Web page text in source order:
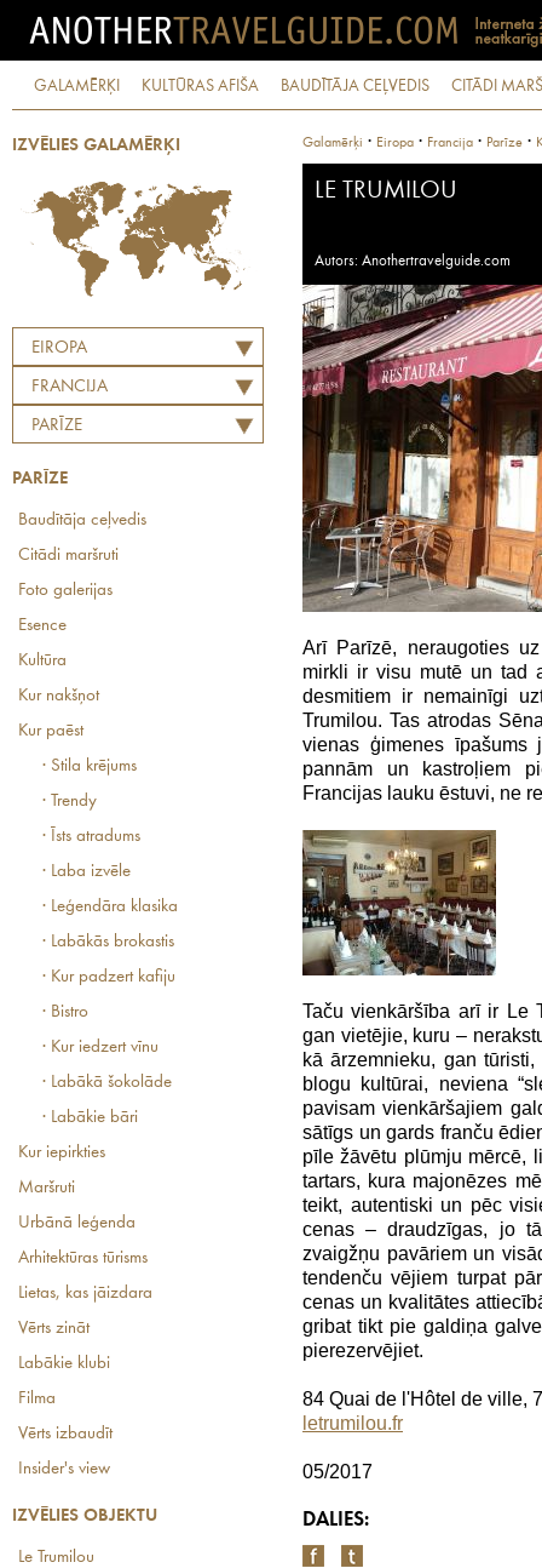
GALAMĒRĶI KULTŪRAS AFIŠA BAUDĪTĀJA CEĻVEDIS CITĀDI
IZVĒLIES GALAMĒRĶI
EIROPA
FRANCIJA
PARĪZE
PARĪZE
Baudītāja ceļvedis
Citādi maršruti
Foto galerijas
Esence
Kultūra
Kur nakšņot
Kur paēst
· Stila krējums
· Trendy
· Īsts atradums
· Laba izvēle
· Leģendāra klasika
· Labākās brokastis
· Kur padzert kafiju
· Bistro
· Kur iedzert vīnu
· Labākā šokolāde
· Labākie bāri
Kur iepirkties
Maršruti
Urbānā leģenda
Arhitektūras tūrisms
Lietas, kas jāizdara
Vērts zināt
Labākie klubi
Filma
Vērts izbaudīt
Insider's view
IZVĒLIES OBJEKTU
Le Trumilou
Galamērķi · Eiropa · Francija · Parīze ·
LE TRUMILOU
Autors: Anothertravelguide.com
Arī Parīzē, neraugoties
mirkli ir visu mutē un tad
desmitiem ir nemainīgi
Trumilou. Tas atrodas
vienas ģimenes īpašums
pannām un kastroļiem
Francijas lauku ēstuvi, ne
Taču vienkāršība arī ir Le
gan vietējie, kuru –
kā ārzemnieku, gan
blogu kultūrai, neviena
pavisam vienkāršajiem
sātīgs un gards franču
pīle žāvētu plūmju mērcē,
tartars, kura majonēzes
teikt, autentiski un pēc
cenas – draudzīgas, jo
zvaigžņu pavāriem un
tendenču vējiem turpat
cenas un kvalitātes
gribat tikt pie galdiņa
pierezervējiet.
84 Quai de l'Hôtel de ville,
letrumilou.fr
05/2017
DALIES: